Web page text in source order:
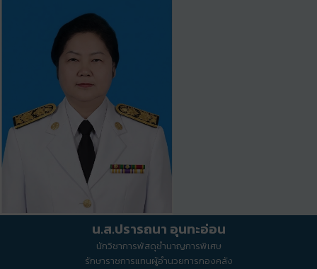
น.ส.ปรารถนา อุนทะอ่อน
นักวิชาการพัสดุชำนาญการพิเศษ
รักษาราชการแทนผู้อำนวยการกองคลัง